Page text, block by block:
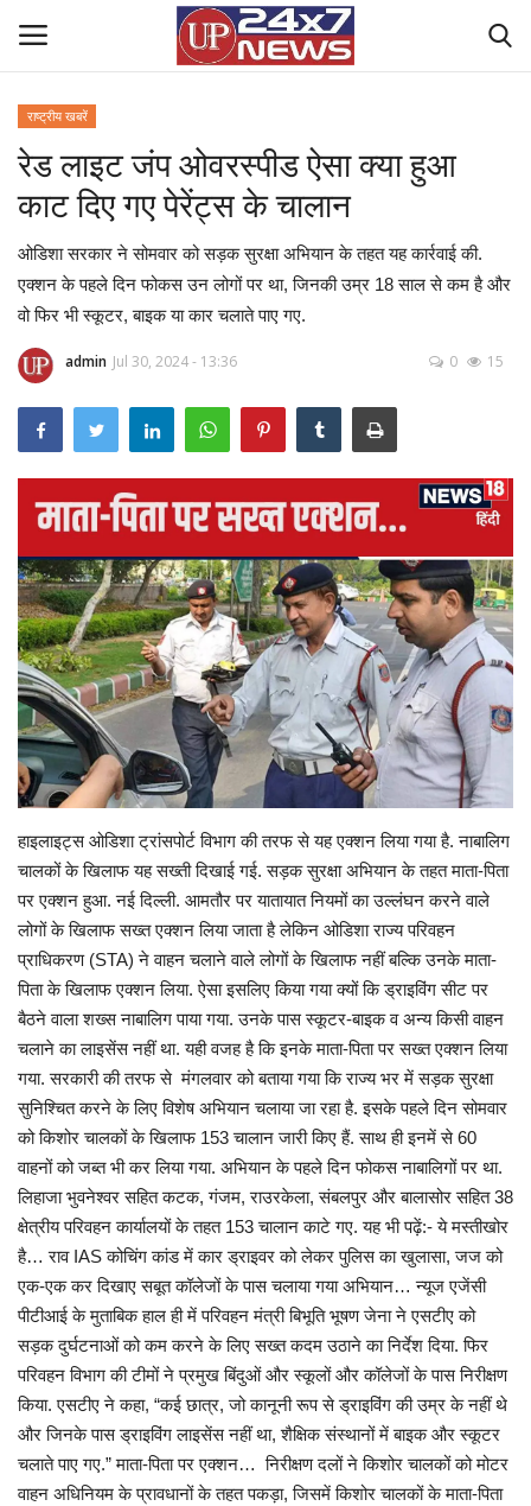
Home
Contact Us
राष्ट्रीय खबरें
उत्तर प्रदेश
बिज़नेस
मनोरंजन
Gallery
क्रिकेट
अजब गज़ब
टीवी
राष्ट्रीय खबरें
रेड लाइट जंप ओवरस्‍पीड ऐसा क्‍या हुआ
काट दिए गए पेरेंट्स के चालान
ओडिशा सरकार ने सोमवार को सड़क सुरक्षा अभियान के तहत यह कार्रवाई की.
एक्‍शन के पहले दिन फोकस उन लोगों पर था, जिनकी उम्र 18 साल से कम है और
वो फिर भी स्‍कूटर, बाइक या कार चलाते पाए गए.
admin Jul 30, 2024 - 13:36 0 15
हाइलाइट्स ओडिशा ट्रांसपोर्ट विभाग की तरफ से यह एक्‍शन लिया गया है. नाबालिग
चालकों के खिलाफ यह सख्‍ती दिखाई गई. सड़क सुरक्षा अभियान के तहत माता-पिता
पर एक्‍शन हुआ. नई दिल्‍ली. आमतौर पर यातायात नियमों का उल्‍लंघन करने वाले
लोगों के खिलाफ सख्‍त एक्‍शन लिया जाता है लेकिन ओडिशा राज्य परिवहन
प्राधिकरण (STA) ने वाहन चलाने वाले लोगों के खिलाफ नहीं बल्कि उनके माता-
पिता के खिलाफ एक्‍शन लिया. ऐसा इसलिए किया गया क्‍यों कि ड्राइविंग सीट पर
बैठने वाला शख्‍स नाबालिग पाया गया. उनके पास स्‍कूटर-बाइक व अन्‍य किसी वाहन
चलाने का लाइसेंस नहीं था. यही वजह है कि इनके माता-पिता पर सख्‍त एक्‍शन‍ लिया
गया. सरकारी की तरफ से मंगलवार को बताया गया कि राज्य भर में सड़क सुरक्षा
सुनिश्चित करने के लिए विशेष अभियान चलाया जा रहा है. इसके पहले दिन सोमवार
को किशोर चालकों के खिलाफ 153 चालान जारी किए हैं. साथ ही इनमें से 60
वाहनों को जब्‍त भी कर लिया गया. अभियान के पहले दिन फोकस नाबालिगों पर था.
लिहाजा भुवनेश्वर सहित कटक, गंजम, राउरकेला, संबलपुर और बालासोर सहित 38
क्षेत्रीय परिवहन कार्यालयों के तहत 153 चालान काटे गए. यह भी पढ़ें:- ये मस्तीखोर
है… राव IAS कोचिंग कांड में कार ड्राइवर को लेकर पुलिस का खुलासा, जज को
एक-एक कर दिखाए सबूत कॉलेजों के पास चलाया गया अभियान… न्‍यूज एजेंसी
पीटीआई के मुताबिक हाल ही में परिवहन मंत्री बिभूति भूषण जेना ने एसटीए को
सड़क दुर्घटनाओं को कम करने के लिए सख्त कदम उठाने का निर्देश दिया. फिर
परिवहन विभाग की टीमों ने प्रमुख बिंदुओं और स्कूलों और कॉलेजों के पास निरीक्षण
किया. एसटीए ने कहा, “कई छात्र, जो कानूनी रूप से ड्राइविंग की उम्र के नहीं थे
और जिनके पास ड्राइविंग लाइसेंस नहीं था, शैक्षिक संस्थानों में बाइक और स्कूटर
चलाते पाए गए.” माता-पिता पर एक्‍शन… निरीक्षण दलों ने किशोर चालकों को मोटर
वाहन अधिनियम के प्रावधानों के तहत पकड़ा, जिसमें किशोर चालकों के माता-पिता